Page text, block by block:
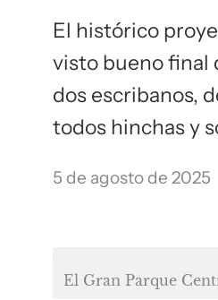
El histórico
visto bueno final
dos escribanos,
todos hinchas y
5 de agosto de 2025
El Gran Parque